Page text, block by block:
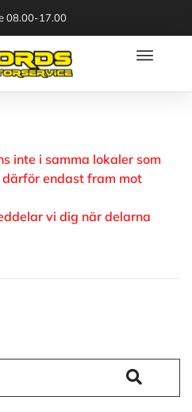
08.00-17.00
inte i samma lokaler som
endast fram mot
vi dig när delarna